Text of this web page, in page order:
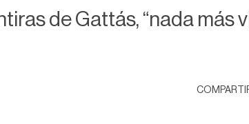
de Gattás, “nada más